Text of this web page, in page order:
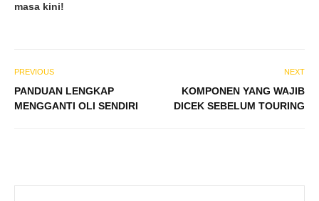
masa kini!
PREVIOUS
PANDUAN LENGKAP
MENGGANTI OLI SENDIRI
NEXT
KOMPONEN YANG WAJIB
DICEK SEBELUM TOURING